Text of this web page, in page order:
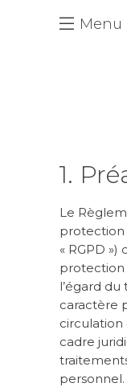
Menu
1.
Le
protection
« RGPD »)
protection
l’égard
caractère
circulation
cadre
personnel.